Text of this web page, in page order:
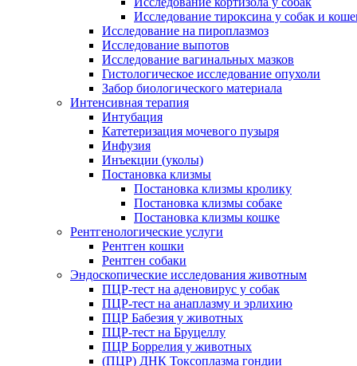
Исследование тироксина у собак и
Исследование на пироплазмоз
Исследование выпотов
Исследование вагинальных мазков
Гистологическое исследование опухоли
Забор биологического материала
Интенсивная терапия
Интубация
Катетеризация мочевого пузыря
Инфузия
Инъекции (уколы)
Постановка клизмы
Постановка клизмы кролику
Постановка клизмы собаке
Постановка клизмы кошке
Рентгенологические услуги
Рентген кошки
Рентген собаки
Эндоскопические исследования животным
ПЦР-тест на аденовирус у собак
ПЦР-тест на анаплазму и эрлихию
ПЦР Бабезия у животных
ПЦР-тест на Бруцеллу
ПЦР Боррелия у животных
(ПЦР) ДНК Токсоплазма гондии